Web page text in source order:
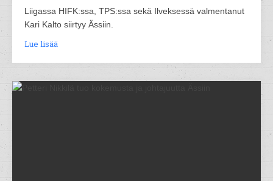
Liigassa HIFK:ssa, TPS:ssa sekä Ilveksessä valmentanut
Kari Kalto siirtyy Ässiin.
Lue lisää